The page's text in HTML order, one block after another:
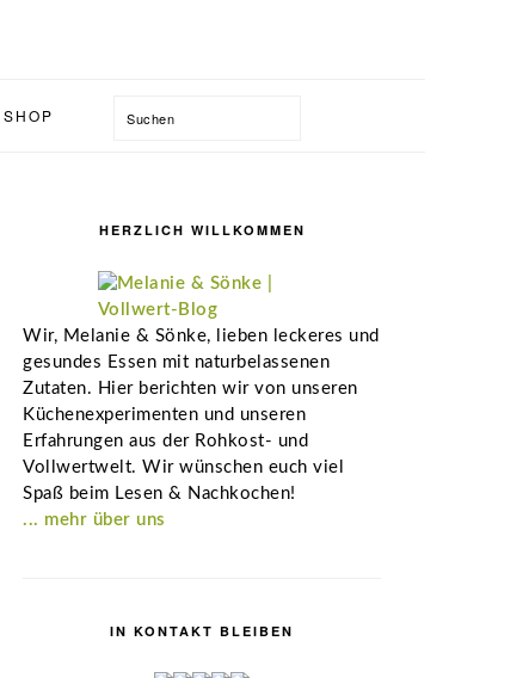
SHOP Suchen
HERZLICH WILLKOMMEN
Wir, Melanie & Sönke, lieben leckeres und
gesundes Essen mit naturbelassenen
Zutaten. Hier berichten wir von unseren
Küchenexperimenten und unseren
Erfahrungen aus der Rohkost- und
Vollwertwelt. Wir wünschen euch viel
Spaß beim Lesen & Nachkochen!
... mehr über uns
IN KONTAKT BLEIBEN